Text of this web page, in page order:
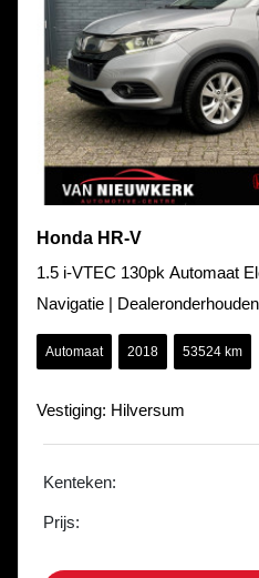
Honda HR-V
1.5 i-VTEC 130pk Automaat
Navigatie |
Climatecontrol | Stoelverwar
Automaat 2018 53524 km
Vestiging: Hilversum
Kenteken:
Prijs: